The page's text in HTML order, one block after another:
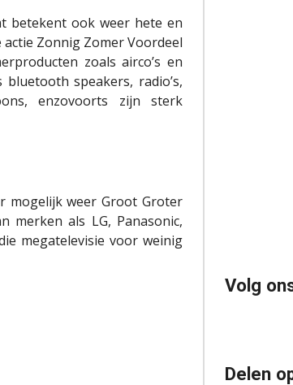
betekent ook weer hete en
Zonnig Zomer Voordeel
zoals airco’s en
speakers, radio’s,
enzovoorts zijn sterk
mogelijk weer Groot Groter
als LG, Panasonic,
megatelevisie voor weinig
Volg
Delen